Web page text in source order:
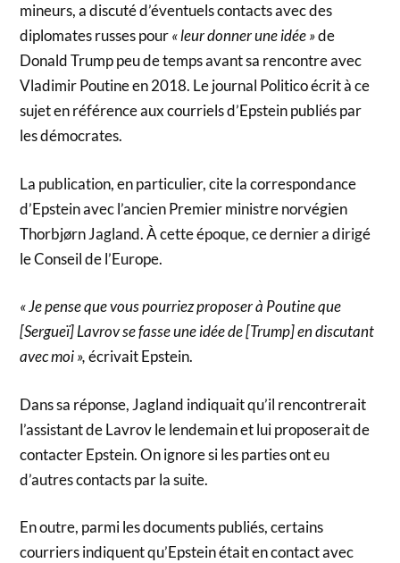
mineurs, a discuté d’éventuels contacts avec des
diplomates russes pour« leur donner une idée »de
Donald Trump peu de temps avant sa rencontre avec
Vladimir Poutine en 2018. Le journal Politico écrit à ce
sujet en référence aux courriels d’Epstein publiés par
les démocrates.
La publication, en particulier, cite la correspondance
d’Epstein avec l’ancien Premier ministre norvégien
Thorbjørn Jagland. À cette époque, ce dernier a dirigé
le Conseil de l’Europe.
« Je pense que vous pourriez proposer à Poutine que
[Sergueï] Lavrov se fasse une idée de [Trump] en discutant
avec moi »,écrivait Epstein.
Dans sa réponse, Jagland indiquait qu’il rencontrerait
l’assistant de Lavrov le lendemain et lui proposerait de
contacter Epstein. On ignore si les parties ont eu
d’autres contacts par la suite.
En outre, parmi les documents publiés, certains
courriers indiquent qu’Epstein était en contact avec